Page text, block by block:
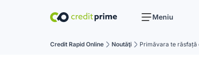
Meniu
Credit Rapid Online Noutăţi Primăvara te răsfață